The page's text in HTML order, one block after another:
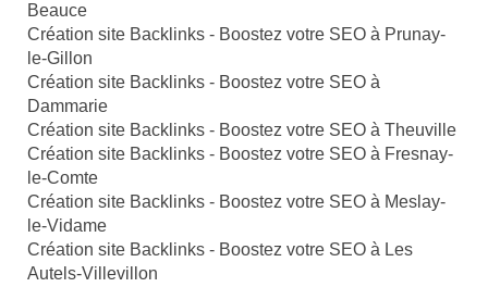
Beauce
Création site Backlinks - Boostez votre SEO à Prunay-
le-Gillon
Création site Backlinks - Boostez votre SEO à
Dammarie
Création site Backlinks - Boostez votre SEO à Theuville
Création site Backlinks - Boostez votre SEO à Fresnay-
le-Comte
Création site Backlinks - Boostez votre SEO à Meslay-
le-Vidame
Création site Backlinks - Boostez votre SEO à Les
Autels-Villevillon